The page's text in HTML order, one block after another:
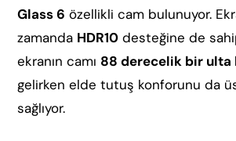
Glass 6 özellikli cam bulunuyor.
zamanda HDR10 desteğine de
ekranın camı 88 derecelik bir ulta
gelirken elde tutuş konforunu da
sağlıyor.